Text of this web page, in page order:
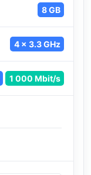
8 GB
4 x 3.3 GHz
1 000 Mbit/s